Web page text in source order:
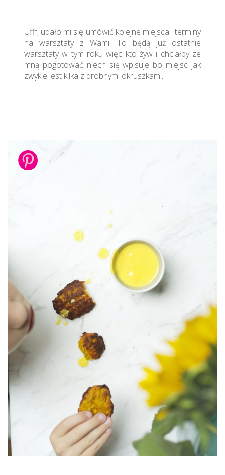
Ufff, udało mi się umówić kolejne miejsca i terminy
na warsztaty z Wami. To będą już ostatnie
warsztaty w tym roku więc kto żyw i chciałby ze
mną pogotować niech się wpisuje bo miejsc jak
zwykle jest kilka z drobnymi okruszkami.